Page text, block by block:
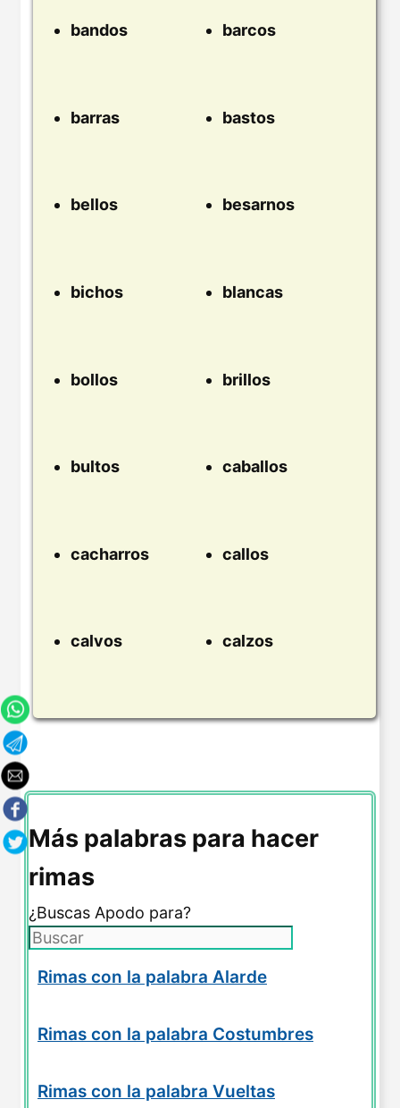
bandos barcos
barras bastos
bellos besarnos
bichos blancas
bollos brillos
bultos caballos
cacharros callos
calvos calzos
Más palabras para hacer
rimas
¿Buscas Apodo para?
Rimas con la palabra Alarde
Rimas con la palabra Costumbres
Rimas con la palabra Vueltas